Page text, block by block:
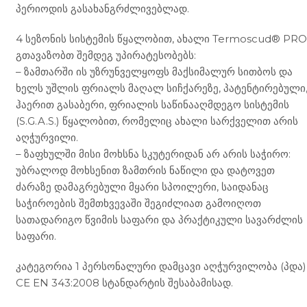
პერიოდის გასახანგრძლივებლად.
4 სეზონის სისტემის წყალობით, ახალი Termoscud® PRO
გთავაზობთ შემდეგ უპირატესობებს:
– ზამთარში ის უზრუნველყოფს მაქსიმალურ სითბოს და
ხელს უშლის ფრიალს მაღალ სიჩქარეზე, პატენტირებული,
ჰაერით გასაბერი, ფრიალის საწინააღმდეგო სისტემის
(S.G.A.S.) წყალობით, რომელიც ახალი სარქველით არის
აღჭურვილი.
– ზაფხულში მისი მოხსნა სკუტერიდან არ არის საჭირო:
უბრალოდ მოხსენით ზამთრის ნაწილი და დატოვეთ
ძარაზე დამაგრებული მყარი სპოილერი, საიდანაც
საჭიროების შემთხვევაში შეგიძლიათ გამოიღოთ
სათადარიგო წვიმის საფარი და პრაქტიკული სავარძლის
საფარი.
კატეგორია 1 პერსონალური დამცავი აღჭურვილობა (პდა)
CE EN 343:2008 სტანდარტის შესაბამისად.